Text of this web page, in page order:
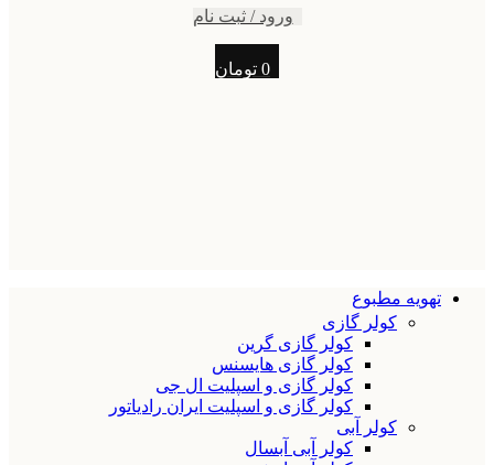
ورود / ثبت نام
0 تومان
تهویه مطبوع
کولر گازی
کولر گازی گرین
کولر گازی هایسنس
کولر گازی و اسپلیت ال جی
کولر گازی و اسپلیت ایران رادیاتور
کولر آبی
کولر آبی آبسال